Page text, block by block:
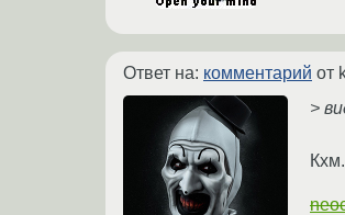
Ответ на: комментарий от
>